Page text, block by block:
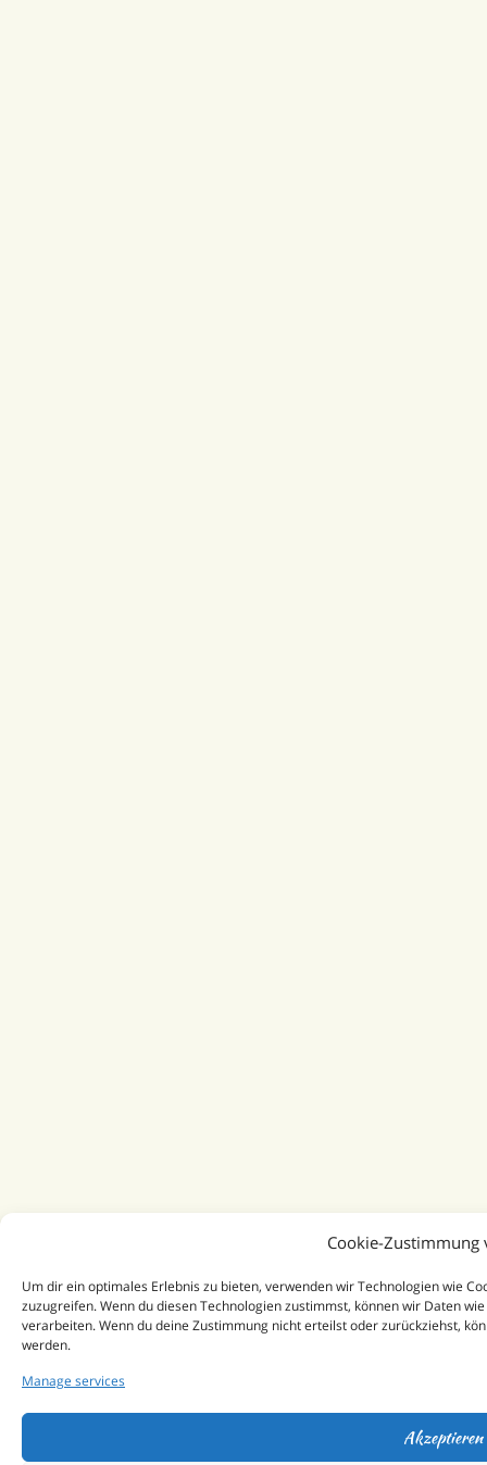
Cookie-Zustimmung
Um dir ein optimales Erlebnis zu bieten, verwenden wir Technologien wie
zuzugreifen. Wenn du diesen Technologien zustimmst, können wir Daten
verarbeiten. Wenn du deine Zustimmung nicht erteilst oder zurückziehst,
werden.
Manage services
Akzeptieren